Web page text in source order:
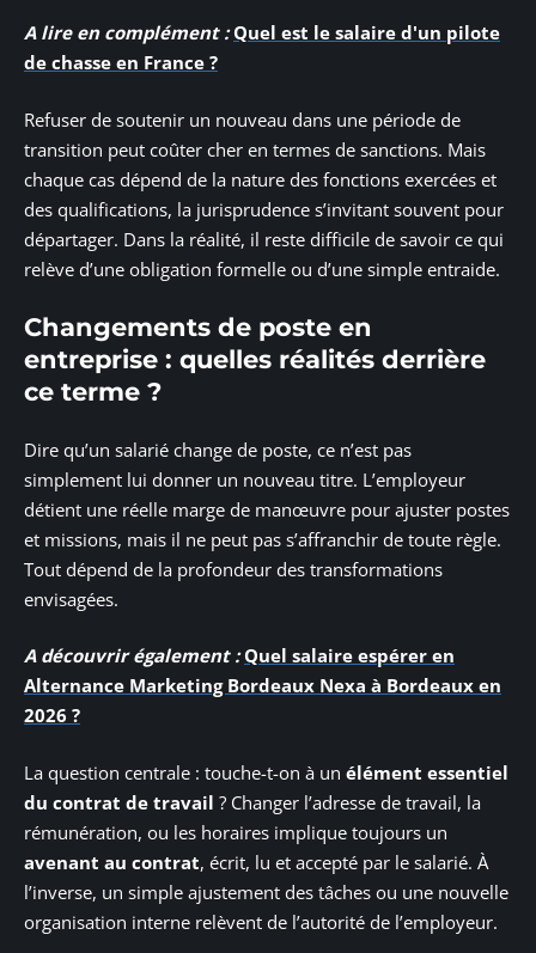
A lire en complément : Quel est le salaire d'un pilote
de chasse en France ?
Refuser de soutenir un nouveau dans une période de
transition peut coûter cher en termes de sanctions. Mais
chaque cas dépend de la nature des fonctions exercées et
des qualifications, la jurisprudence s’invitant souvent pour
départager. Dans la réalité, il reste difficile de savoir ce qui
relève d’une obligation formelle ou d’une simple entraide.
Changements de poste en
entreprise : quelles réalités derrière
ce terme ?
Dire qu’un salarié change de poste, ce n’est pas
simplement lui donner un nouveau titre. L’employeur
détient une réelle marge de manœuvre pour ajuster postes
et missions, mais il ne peut pas s’affranchir de toute règle.
Tout dépend de la profondeur des transformations
envisagées.
A découvrir également : Quel salaire espérer en
Alternance Marketing Bordeaux Nexa à Bordeaux en
2026 ?
La question centrale : touche-t-on à un élément essentiel
du contrat de travail ? Changer l’adresse de travail, la
rémunération, ou les horaires implique toujours un
avenant au contrat, écrit, lu et accepté par le salarié. À
l’inverse, un simple ajustement des tâches ou une nouvelle
organisation interne relèvent de l’autorité de l’employeur.